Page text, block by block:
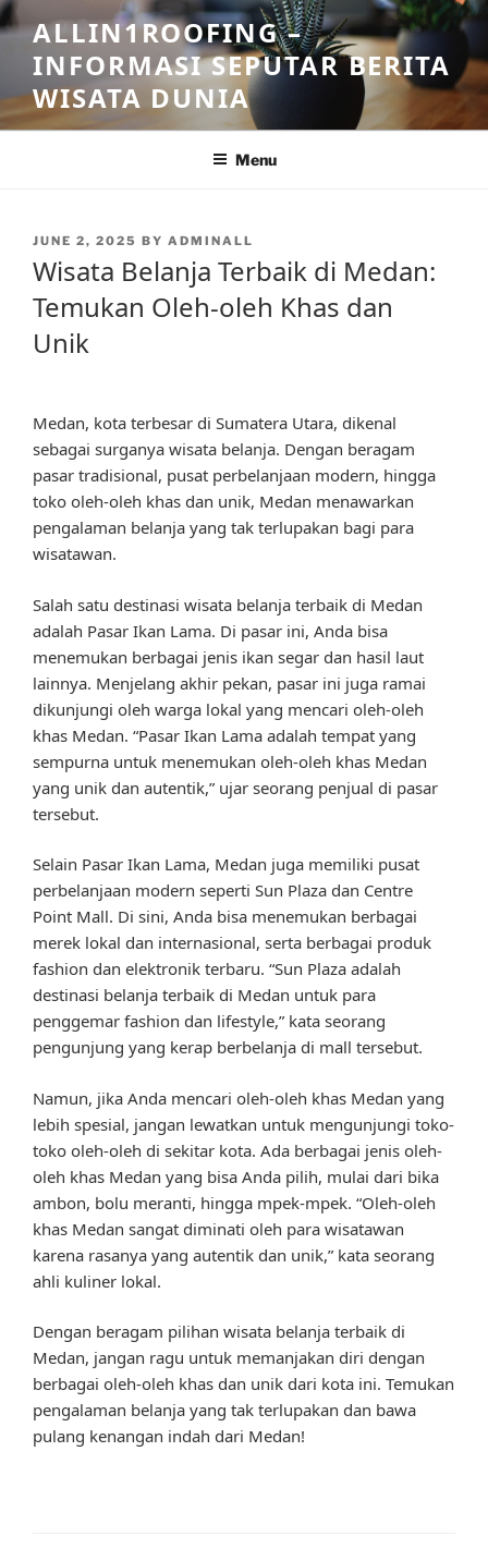
Skip
to
content
ALLIN1ROOFING –
INFORMASI SEPUTAR BERITA
WISATA DUNIA
Menu
POSTED
JUNE 2, 2025 BY ADMINALL
Wisata Belanja Terbaik di Medan:
Temukan Oleh-oleh Khas dan
Unik
Medan, kota terbesar di Sumatera Utara, dikenal
sebagai surganya wisata belanja. Dengan beragam
pasar tradisional, pusat perbelanjaan modern, hingga
toko oleh-oleh khas dan unik, Medan menawarkan
pengalaman belanja yang tak terlupakan bagi para
wisatawan.
Salah satu destinasi wisata belanja terbaik di Medan
adalah Pasar Ikan Lama. Di pasar ini, Anda bisa
menemukan berbagai jenis ikan segar dan hasil laut
lainnya. Menjelang akhir pekan, pasar ini juga ramai
dikunjungi oleh warga lokal yang mencari oleh-oleh
khas Medan. “Pasar Ikan Lama adalah tempat yang
sempurna untuk menemukan oleh-oleh khas Medan
yang unik dan autentik,” ujar seorang penjual di pasar
tersebut.
Selain Pasar Ikan Lama, Medan juga memiliki pusat
perbelanjaan modern seperti Sun Plaza dan Centre
Point Mall. Di sini, Anda bisa menemukan berbagai
merek lokal dan internasional, serta berbagai produk
fashion dan elektronik terbaru. “Sun Plaza adalah
destinasi belanja terbaik di Medan untuk para
penggemar fashion dan lifestyle,” kata seorang
pengunjung yang kerap berbelanja di mall tersebut.
Namun, jika Anda mencari oleh-oleh khas Medan yang
lebih spesial, jangan lewatkan untuk mengunjungi toko-
toko oleh-oleh di sekitar kota. Ada berbagai jenis oleh-
oleh khas Medan yang bisa Anda pilih, mulai dari bika
ambon, bolu meranti, hingga mpek-mpek. “Oleh-oleh
khas Medan sangat diminati oleh para wisatawan
karena rasanya yang autentik dan unik,” kata seorang
ahli kuliner lokal.
Dengan beragam pilihan wisata belanja terbaik di
Medan, jangan ragu untuk memanjakan diri dengan
berbagai oleh-oleh khas dan unik dari kota ini. Temukan
pengalaman belanja yang tak terlupakan dan bawa
pulang kenangan indah dari Medan!